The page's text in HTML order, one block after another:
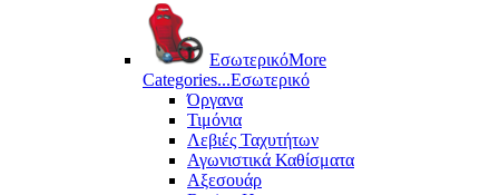
ΕσωτερικόMore
Categories...Εσωτερικό
Όργανα
Τιμόνια
Λεβιές Ταχυτήτων
Αγωνιστικά Καθίσματα
Αξεσουάρ